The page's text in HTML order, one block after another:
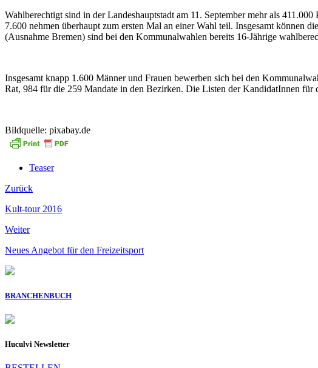
Wahlberechtigt sind in der Landeshauptstadt am 11. September mehr als
7.600 nehmen überhaupt zum ersten Mal an einer Wahl teil. Insgesamt können
(Ausnahme Bremen) sind bei den Kommunalwahlen bereits 16-Jährige
Insgesamt knapp 1.600 Männer und Frauen bewerben sich bei den
Rat, 984 für die 259 Mandate in den Bezirken. Die Listen der KandidatInnen
Bildquelle: pixabay.de
Teaser
Zurück
Kult-tour 2016
Weiter
Neues Angebot für den Freizeitsport
BRANCHENBUCH
Huculvi Newsletter